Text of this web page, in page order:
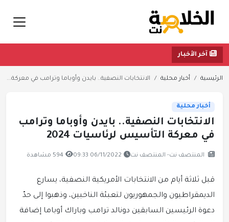
آخر الأخبار
الرئيسية أخبار محلية الانتخابات النصفية.. بايدن وأوباما وترامب في معركة...
أخبار محلية
الانتخابات النصفية.. بايدن وأوباما وترامب
في معركة التأسيس لرئاسيات 2024
المنتصف نت- المنتصف نت 06/11/2022 09:33 594 مشاهدة
قبل ثلاثة أيام من الانتخابات الأمريكية النصفية، يسارع
الديمقراطيون والجمهوريون لتعبئة الناخبين، وذهبوا إلى حدّ
دعوة الرئيسين السابقين دونالد ترامب وباراك أوباما إضافة